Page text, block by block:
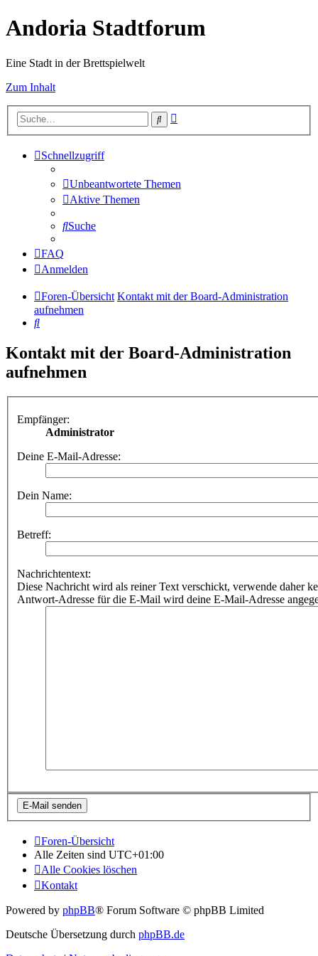
Andoria Stadtforum
Eine Stadt in der Brettspielwelt
Zum Inhalt
Suche
Schnellzugriff
Unbeantwortete Themen
Aktive Themen
Suche
FAQ
Anmelden
Foren-Übersicht Kontakt mit der Board-Administration
aufnehmen
Suche
Kontakt mit der Board-Administration
aufnehmen
Empfänger:
Administrator
Deine E-Mail-Adresse:
Dein Name:
Betreff:
Nachrichtentext:
Diese Nachricht wird als reiner Text verschickt, verwende daher
Antwort-Adresse für die E-Mail wird deine E-Mail-Adresse
Foren-Übersicht
Alle Zeiten sind UTC+01:00
Alle Cookies löschen
Kontakt
Powered by phpBB® Forum Software © phpBB Limited
Deutsche Übersetzung durch phpBB.de